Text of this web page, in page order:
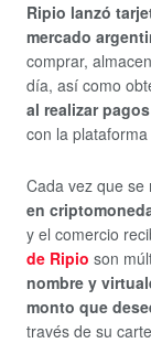
Ripio lanzó
mercado
comprar,
día, así como
al realizar
con la
Cada vez que se
en
y el comercio
de Ripio son
nombre y
monto que
través de su